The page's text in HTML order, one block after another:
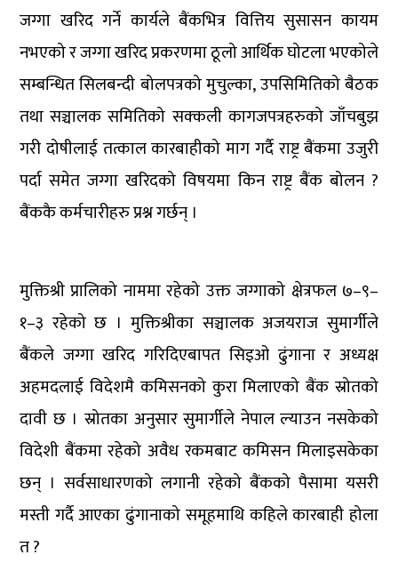
जग्गा खरिद गर्ने कार्यले बैंकभित्र वित्तिय सुसासन कायम
नभएको र जग्गा खरिद प्रकरणमा ठूलो आर्थिक घोटला भएकोले
सम्बन्धित सिलबन्दी बोलपत्रको मुचुल्का, उपसिमितिको बैठक
तथा सञ्चालक समितिको सक्कली कागजपत्रहरुको जाँचबुझ
गरी दोषीलाई तत्काल कारबाहीको माग गर्दै राष्ट्र बैंकमा उजुरी
पर्दा समेत जग्गा खरिदको विषयमा किन राष्ट्र बैंक बोलन ?
बैंककै कर्मचारीहरु प्रश्न गर्छन् ।
मुक्तिश्री प्रालिको नाममा रहेको उक्त जग्गाको क्षेत्रफल ७–९–
१–३ रहेको छ । मुक्तिश्रीका सञ्चालक अजयराज सुमार्गीले
बैंकले जग्गा खरिद गरिदिएबापत सिइओ ढुंगाना र अध्यक्ष
अहमदलाई विदेशमै कमिसनको कुरा मिलाएको बैंक स्रोतको
दावी छ । स्रोतका अनुसार सुमार्गीले नेपाल ल्याउन नसकेको
विदेशी बैंकमा रहेको अवैध रकमबाट कमिसन मिलाइसकेका
छन् । सर्वसाधारणको लगानी रहेको बैंकको पैसामा यसरी
मस्ती गर्दै आएका ढुंगानाको समूहमाथि कहिले कारबाही होला
त ?